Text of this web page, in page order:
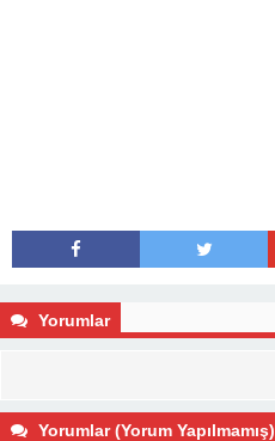
Yorumlar
Yorumlar (Yorum Yapılmamış)